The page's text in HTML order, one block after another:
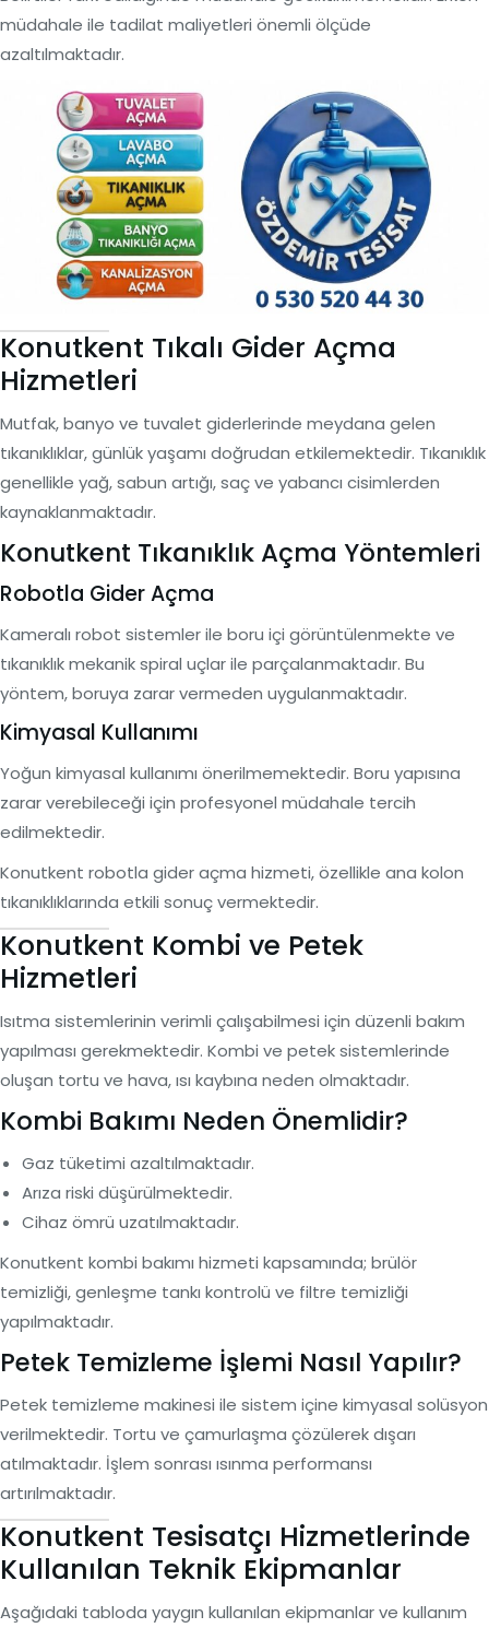
müdahale ile tadilat maliyetleri önemli ölçüde
azaltılmaktadır.
Konutkent Tıkalı Gider Açma
Hizmetleri
Mutfak, banyo ve tuvalet giderlerinde meydana gelen
tıkanıklıklar, günlük yaşamı doğrudan etkilemektedir. Tıkanıklık
genellikle yağ, sabun artığı, saç ve yabancı cisimlerden
kaynaklanmaktadır.
Konutkent Tıkanıklık Açma Yöntemleri
Robotla Gider Açma
Kameralı robot sistemler ile boru içi görüntülenmekte ve
tıkanıklık mekanik spiral uçlar ile parçalanmaktadır. Bu
yöntem, boruya zarar vermeden uygulanmaktadır.
Kimyasal Kullanımı
Yoğun kimyasal kullanımı önerilmemektedir. Boru yapısına
zarar verebileceği için profesyonel müdahale tercih
edilmektedir.
Konutkent robotla gider açma hizmeti, özellikle ana kolon
tıkanıklıklarında etkili sonuç vermektedir.
Konutkent Kombi ve Petek
Hizmetleri
Isıtma sistemlerinin verimli çalışabilmesi için düzenli bakım
yapılması gerekmektedir. Kombi ve petek sistemlerinde
oluşan tortu ve hava, ısı kaybına neden olmaktadır.
Kombi Bakımı Neden Önemlidir?
Gaz tüketimi azaltılmaktadır.
Arıza riski düşürülmektedir.
Cihaz ömrü uzatılmaktadır.
Konutkent kombi bakımı hizmeti kapsamında; brülör
temizliği, genleşme tankı kontrolü ve filtre temizliği
yapılmaktadır.
Petek Temizleme İşlemi Nasıl Yapılır?
Petek temizleme makinesi ile sistem içine kimyasal solüsyon
verilmektedir. Tortu ve çamurlaşma çözülerek dışarı
atılmaktadır. İşlem sonrası ısınma performansı
artırılmaktadır.
Konutkent Tesisatçı Hizmetlerinde
Kullanılan Teknik Ekipmanlar
Aşağıdaki tabloda yaygın kullanılan ekipmanlar ve kullanım